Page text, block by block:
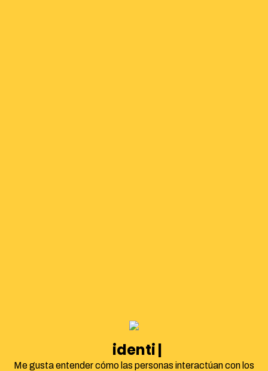
identidad corpo
Me gusta entender cómo las personas interactúan con los